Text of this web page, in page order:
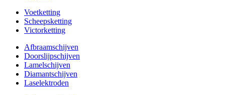
Voetketting
Scheepsketting
Victorketting
Afbraamschijven
Doorslijpschijven
Lamelschijven
Diamantschijven
Laselektroden